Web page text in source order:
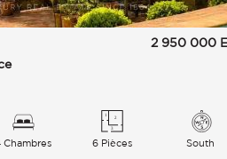
2 950 000
Chambres 6 Pièces South